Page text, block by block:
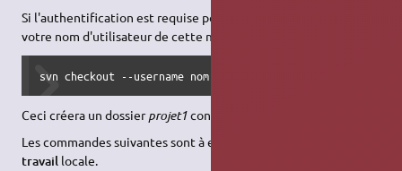
Si l'authentification est requise pour votre dépôt, précisez
votre nom d'utilisateur de cette manière :
svn checkout --username nom svn://mon_serveur/projet1
Ceci créera un dossierprojet1contenant les sources du dépôt.
Les commandes suivantes sont à exécuter
travail locale.